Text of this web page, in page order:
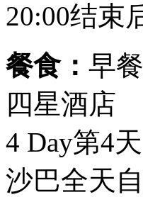
20:00结束
餐食： 早餐
四星酒店
4 Day第4天
沙巴全天